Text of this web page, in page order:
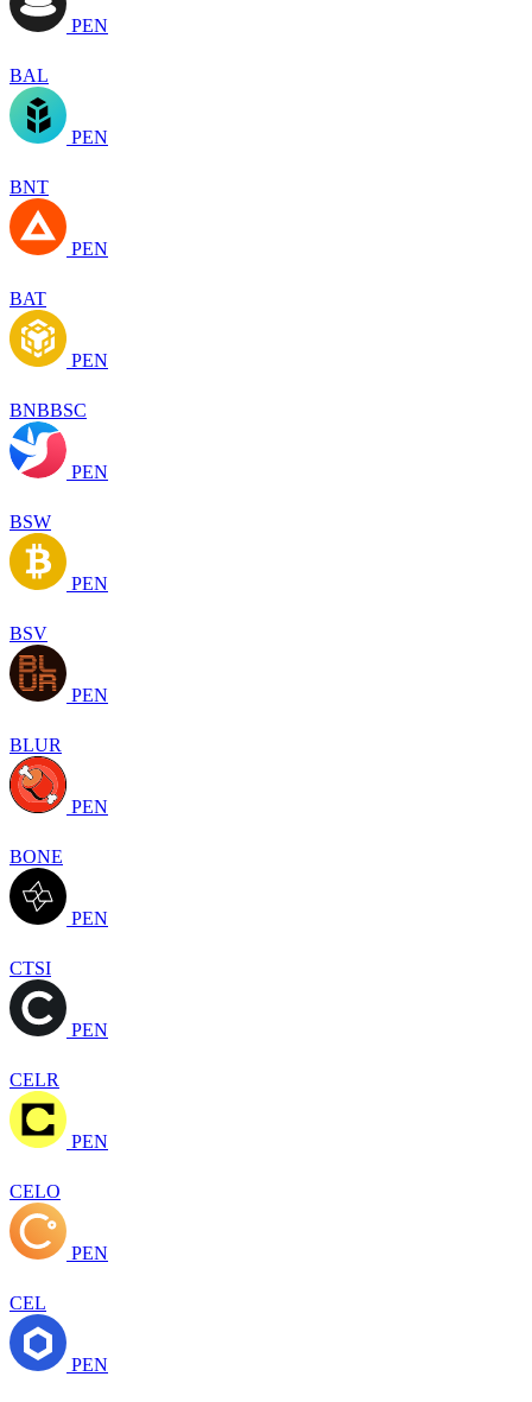
PEN
BAL
PEN
BNT
PEN
BAT
PEN
BNBBSC
PEN
BSW
PEN
BSV
PEN
BLUR
PEN
BONE
PEN
CTSI
PEN
CELR
PEN
CELO
PEN
CEL
PEN